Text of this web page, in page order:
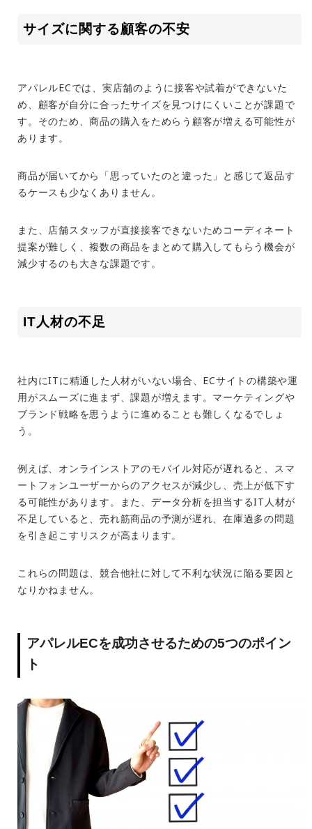
サイズに関する顧客の不安
アパレルECでは、実店舗のように接客や試着ができないた
め、顧客が自分に合ったサイズを見つけにくいことが課題で
す。そのため、商品の購入をためらう顧客が増える可能性が
あります。
商品が届いてから「思っていたのと違った」と感じて返品す
るケースも少なくありません。
また、店舗スタッフが直接接客できないためコーディネート
提案が難しく、複数の商品をまとめて購入してもらう機会が
減少するのも大きな課題です。
IT人材の不足
社内にITに精通した人材がいない場合、 ECサイトの構築や運
用がスムーズに進まず、課題が増えます。マーケティングや
ブランド戦略を思うように進めることも難しくなるでしょ
う。
例えば、オンラインストアのモバイル対応が遅れると、スマ
ートフォンユーザーからのアクセスが減少し、売上が低下す
る可能性があります。また、データ分析を担当するIT 人材が
不足していると、売れ筋商品の予測が遅れ、在庫過多の問題
を引き起こすリスクが高まります。
これらの問題は、競合他社に対して不利な状況に陥る要因と
なりかねません。
アパレルECを成功させるための5つのポイン
ト